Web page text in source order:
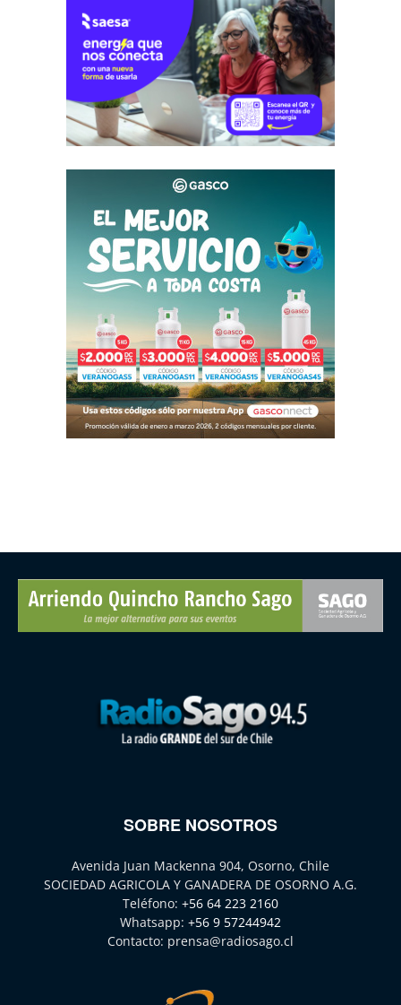
SOBRE NOSOTROS
Avenida Juan Mackenna 904, Osorno, Chile
SOCIEDAD AGRICOLA Y GANADERA DE OSORNO A.G.
Teléfono: +56 64 223 2160
Whatsapp: +56 9 57244942
Contacto: prensa@radiosago.cl